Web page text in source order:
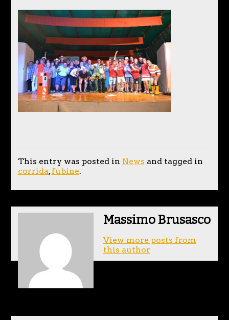
This entry was posted in News and tagged in
corrida,fubine.
Massimo Brusasco
View more posts from
this author